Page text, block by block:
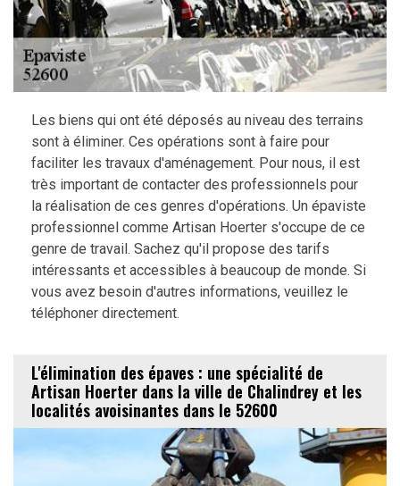
Les biens qui ont été déposés au niveau des terrains
sont à éliminer. Ces opérations sont à faire pour
faciliter les travaux d'aménagement. Pour nous, il est
très important de contacter des professionnels pour
la réalisation de ces genres d'opérations. Un épaviste
professionnel comme Artisan Hoerter s'occupe de ce
genre de travail. Sachez qu'il propose des tarifs
intéressants et accessibles à beaucoup de monde. Si
vous avez besoin d'autres informations, veuillez le
téléphoner directement.
L'élimination des épaves : une spécialité de
Artisan Hoerter dans la ville de Chalindrey et les
localités avoisinantes dans le 52600